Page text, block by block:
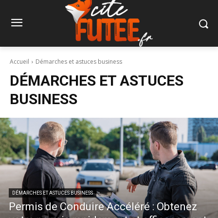
Accueil Démarches et astuces business
DÉMARCHES ET ASTUCES
BUSINESS
DÉMARCHES ET ASTUCES BUSINESS
Permis de Conduire Accéléré : Obtenez